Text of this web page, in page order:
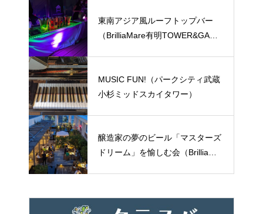
東南アジア風ルーフトップバー
（BrilliaMare有明TOWER&GARD
MUSIC FUN!（パークシティ武蔵
小杉ミッドスカイタワー）
醸造家の夢のビール「マスターズ
ドリーム」を愉しむ会（BrilliaMar